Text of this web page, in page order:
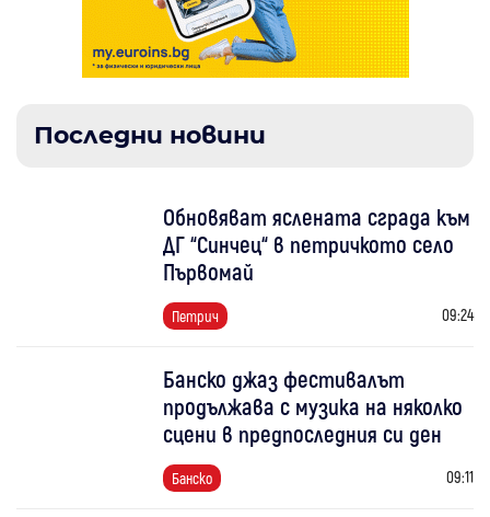
Последни новини
Обновяват яслената сграда към
ДГ “Синчец“ в петричкото село
Първомай
Петрич 09:24
Банско джаз фестивалът
продължава с музика на няколко
сцени в предпоследния си ден
Банско 09:11